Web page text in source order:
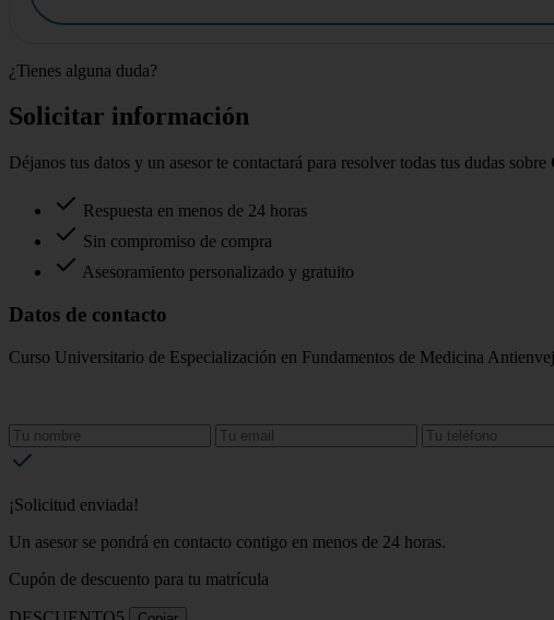
¿Tienes alguna duda?
Solicitar información
Déjanos tus datos y un asesor te contactará para resolver todas tus dudas sobre
Respuesta en menos de 24 horas
Sin compromiso de compra
Asesoramiento personalizado y gratuito
Datos de contacto
Curso Universitario de Especialización en Fundamentos de Medicina
¡Solicitud enviada!
Un asesor se pondrá en contacto contigo en menos de 24 horas.
Cupón de descuento para tu matrícula